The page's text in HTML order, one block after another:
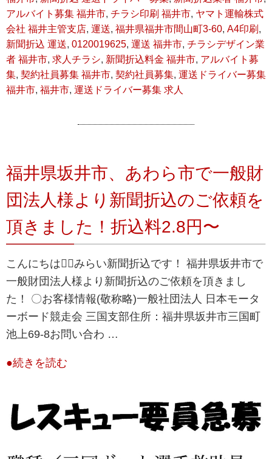
アルバイト募集 福井市, チラシ印刷 福井市, ヤマト運輸株式
会社 福井主管支店, 運送, 福井県福井市間山町3-60, A4印刷 ,
新聞折込 運送, 0120019625, 運送 福井市, チラシデザイン業
者 福井市, 求人チラシ, 新聞折込料金 福井市, アルバイト募
集, 契約社員募集 福井市, 契約社員募集, 運送ドライバー募集
福井市, 福井市, 運送ドライバー募集 求人
福井県坂井市、あわら市で一般財
団法人様より新聞折込のご依頼を
頂きました！折込料2.8円〜
こんにちは💁‍♀️みらい新聞折込です！ 福井県坂井市で
一般財団法人様より新聞折込のご依頼を頂きまし
た！ 〇お客様情報(敬称略)一般社団法人 日本モータ
ーボード競走会 三国支部住所：福井県坂井市三国町
池上69-8お問い合わ …
●続きを読む